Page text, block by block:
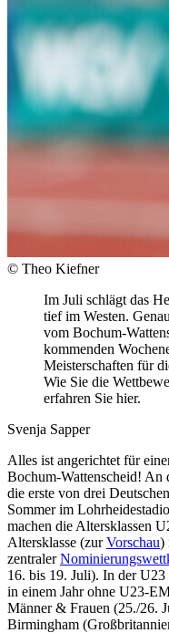
© Theo Kiefner
Im Juli schlägt das
tief im Westen.
vom Bochum-
kommenden
Meisterschaften für
Wie Sie die
erfahren Sie hier.
Svenja Sapper
Alles ist angerichtet für
Bochum-Wattenscheid! An
die erste von drei
Sommer im
machen die Altersklassen
Altersklasse (zurVorschau)
zentraler
16. bis 19. Juli). In der
in einem Jahr ohne U23-
Männer & Frauen (25./26.
Birmingham